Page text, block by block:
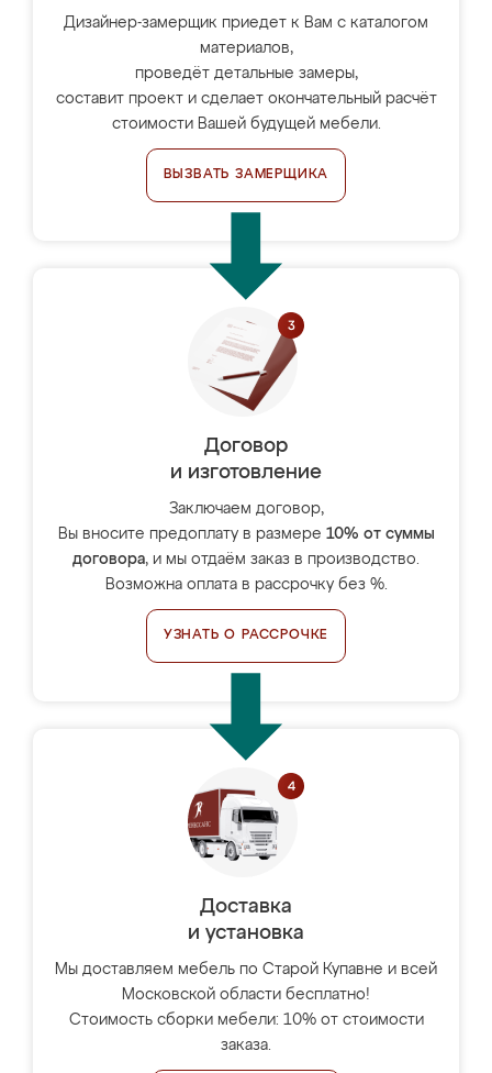
Дизайнер-замерщик приедет к Вам с каталогом
материалов,
проведёт детальные замеры,
составит проект и сделает окончательный расчёт
стоимости Вашей будущей мебели.
ВЫЗВАТЬ ЗАМЕРЩИКА
Договор
и изготовление
Заключаем договор,
Вы вносите предоплату в размере 10% от суммы
договора, и мы отдаём заказ в производство.
Возможна оплата в рассрочку без %.
УЗНАТЬ О РАССРОЧКЕ
Доставка
и установка
Мы доставляем мебель по Старой Купавне и всей
Московской области бесплатно!
Стоимость сборки мебели: 10% от стоимости
заказа.